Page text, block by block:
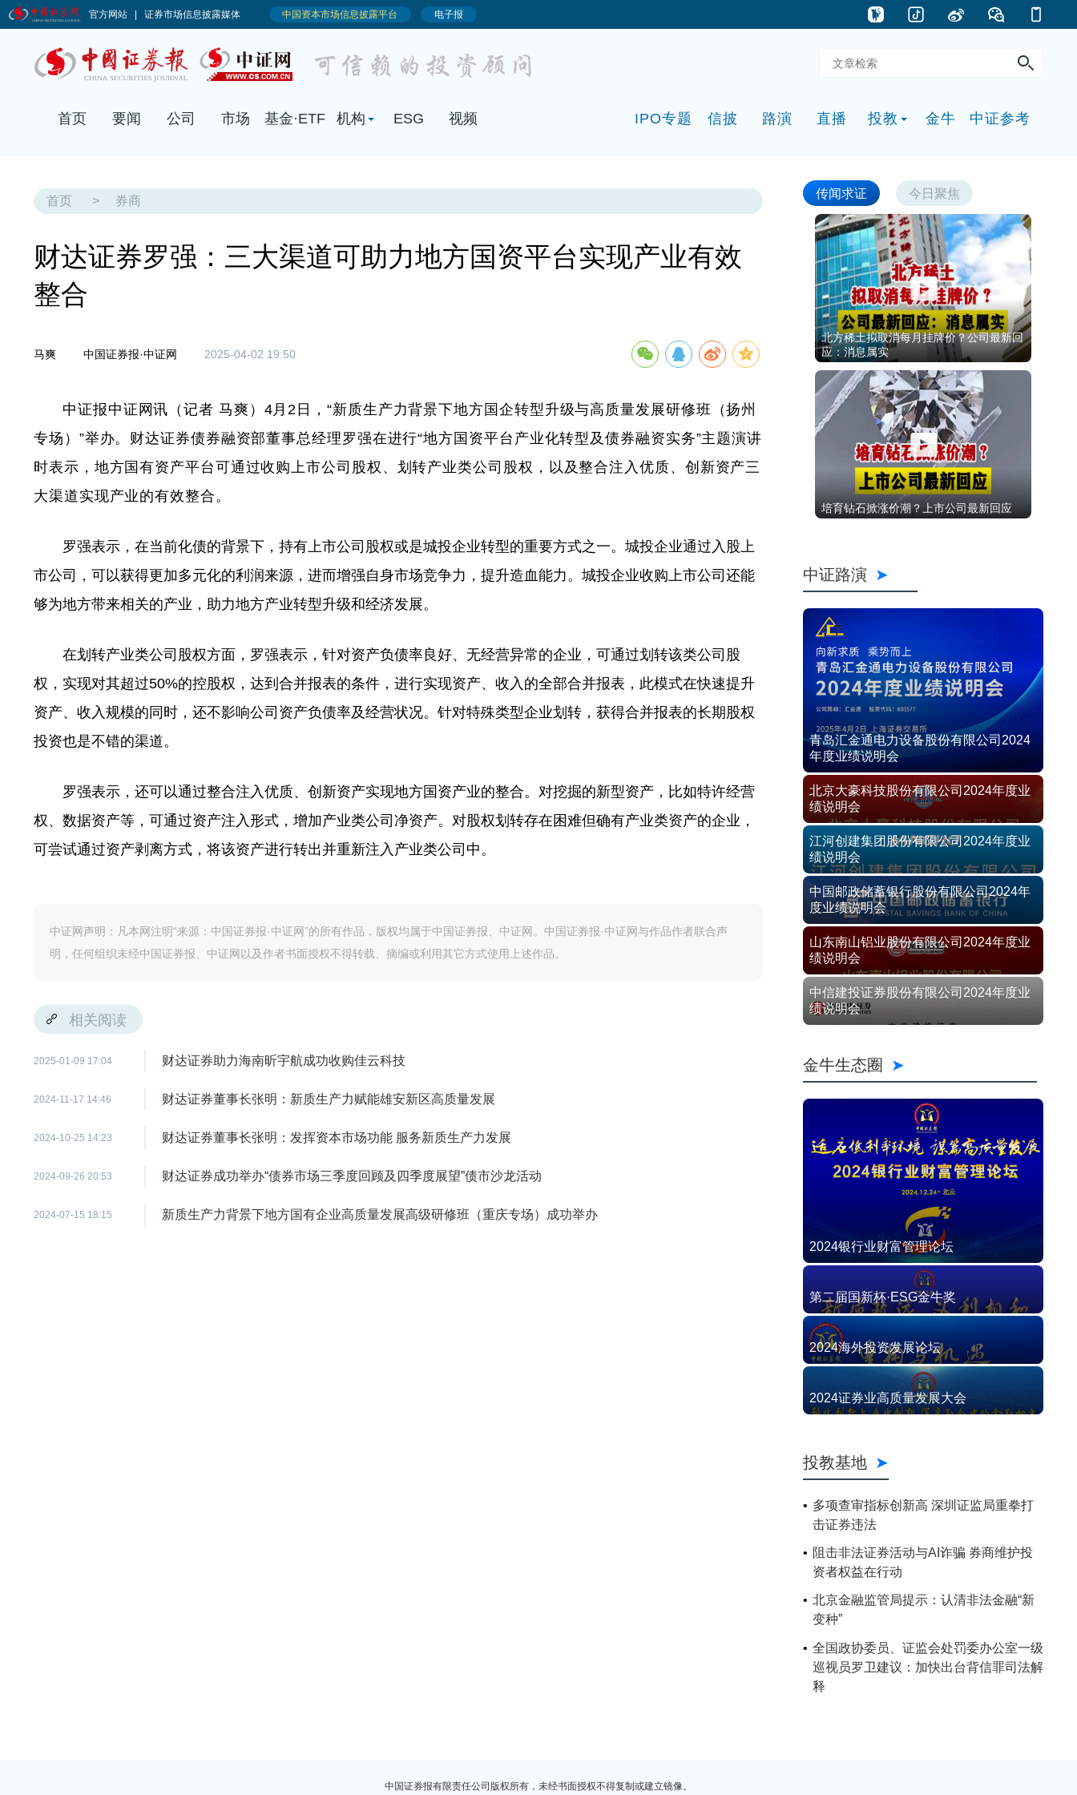
首页 要闻 公司 市场 基金·ETF 机构 ESG 视频 IPO专题 信披 路演 直播 投教 金牛 中证参考
首页 > 券商
财达证券罗强：三大渠道可助力地方国资平台实现产业有效
整合
马爽 中国证券报·中证网 2025-04-02 19:50
中证报中证网讯（记者 马爽）4月2日，“新质生产力背景下地方国企转型升级与高质量发展研修班（扬州
专场）”举办。财达证券债券融资部董事总经理罗强在进行“地方国资平台产业化转型及债券融资实务”主题演讲
时表示，地方国有资产平台可通过收购上市公司股权、划转产业类公司股权，以及整合注入优质、创新资产三
大渠道实现产业的有效整合。
罗强表示，在当前化债的背景下，持有上市公司股权或是城投企业转型的重要方式之一。城投企业通过入股上
市公司，可以获得更加多元化的利润来源，进而增强自身市场竞争力，提升造血能力。城投企业收购上市公司还能
够为地方带来相关的产业，助力地方产业转型升级和经济发展。
在划转产业类公司股权方面，罗强表示，针对资产负债率良好、无经营异常的企业，可通过划转该类公司股
权，实现对其超过50%的控股权，达到合并报表的条件，进行实现资产、收入的全部合并报表，此模式在快速提升
资产、收入规模的同时，还不影响公司资产负债率及经营状况。针对特殊类型企业划转，获得合并报表的长期股权
投资也是不错的渠道。
罗强表示，还可以通过整合注入优质、创新资产实现地方国资产业的整合。对挖掘的新型资产，比如特许经营
权、数据资产等，可通过资产注入形式，增加产业类公司净资产。对股权划转存在困难但确有产业类资产的企业，
可尝试通过资产剥离方式，将该资产进行转出并重新注入产业类公司中。
中证网声明：凡本网注明“来源：中国证券报·中证网”的所有作品，版权均属于中国证券报、中证网。中国证券报·中证网与作品作者联合声
明，任何组织未经中国证券报、中证网以及作者书面授权不得转载、摘编或利用其它方式使用上述作品。
相关阅读
2025-01-09 17:04 财达证券助力海南昕宇航成功收购佳云科技
2024-11-17 14:46 财达证券董事长张明：新质生产力赋能雄安新区高质量发展
2024-10-25 14:23 财达证券董事长张明：发挥资本市场功能 服务新质生产力发展
2024-09-26 20:53 财达证券成功举办“债券市场三季度回顾及四季度展望”债市沙龙活动
2024-07-15 18:15 新质生产力背景下地方国有企业高质量发展高级研修班（重庆专场）成功举办
传闻求证 今日聚焦
北方稀土拟取消每月挂牌价？公司最新回
应：消息属实
培育钻石掀涨价潮？上市公司最新回应
中证路演
青岛汇金通电力设备股份有限公司2024
年度业绩说明会
北京大豪科技股份有限公司2024年度业
绩说明会
江河创建集团股份有限公司2024年度业
绩说明会
中国邮政储蓄银行股份有限公司2024年
度业绩说明会
山东南山铝业股份有限公司2024年度业
绩说明会
中信建投证券股份有限公司2024年度业
绩说明会
金牛生态圈
2024银行业财富管理论坛
第二届国新杯·ESG金牛奖
2024海外投资发展论坛
2024证券业高质量发展大会
投教基地
多项查审指标创新高 深圳证监局重拳打
击证券违法
阻击非法证券活动与AI诈骗 券商维护投
资者权益在行动
北京金融监管局提示：认清非法金融“新
变种”
全国政协委员、证监会处罚委办公室一级
巡视员罗卫建议：加快出台背信罪司法解
释
中国证券报有限责任公司版权所有，未经书面授权不得复制或建立镜像。